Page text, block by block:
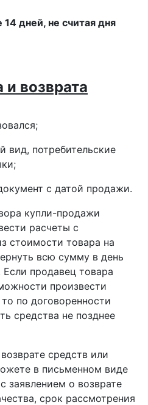
дней, не считая дня
и возврата
вид, потребительские
с датой продажи.
купли-продажи
расчеты с
стоимости товара на
всю сумму в день
продавец товара
произвести
по договоренности
средства не позднее
средств или
в письменном виде
заявлением о возврате
срок рассмотрения